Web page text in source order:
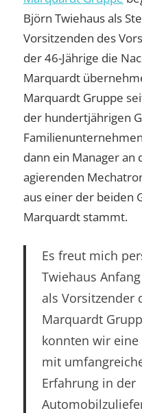
Björn Twiehaus als
Vorsitzenden des
der 46-Jährige die
Marquardt
Marquardt Gruppe
der hundertjährigen
dann ein Manager an
agierenden
aus einer der beiden
Marquardt stammt.
Es freut mich
Twiehaus
als Vorsitzender
Marquardt
konnten wir
mit
Erfahrung in der